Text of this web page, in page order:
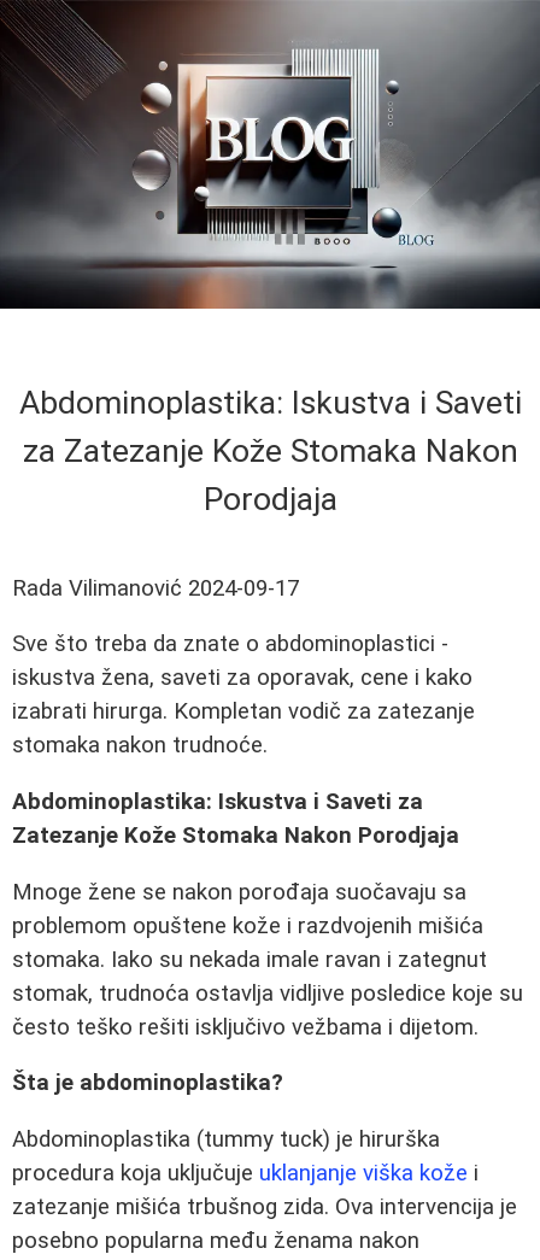
Abdominoplastika: Iskustva i Saveti
za Zatezanje Kože Stomaka Nakon
Porodjaja
Rada Vilimanović 2024-09-17
Sve što treba da znate o abdominoplastici -
iskustva žena, saveti za oporavak, cene i kako
izabrati hirurga. Kompletan vodič za zatezanje
stomaka nakon trudnoće.
Abdominoplastika: Iskustva i Saveti za
Zatezanje Kože Stomaka Nakon Porodjaja
Mnoge žene se nakon porođaja suočavaju sa
problemom opuštene kože i razdvojenih mišića
stomaka. Iako su nekada imale ravan i zategnut
stomak, trudnoća ostavlja vidljive posledice koje su
često teško rešiti isključivo vežbama i dijetom.
Šta je abdominoplastika?
Abdominoplastika (tummy tuck) je hirurška
procedura koja uključuje uklanjanje viška kože i
zatezanje mišića trbušnog zida. Ova intervencija je
posebno popularna među ženama nakon